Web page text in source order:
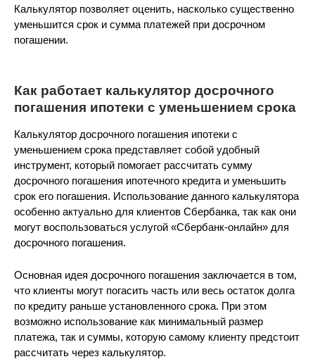
Калькулятор позволяет оценить, насколько существенно
уменьшится срок и сумма платежей при досрочном
погашении.
Как работает калькулятор досрочного
погашения ипотеки с уменьшением срока
Калькулятор досрочного погашения ипотеки с
уменьшением срока представляет собой удобный
инструмент, который помогает рассчитать сумму
досрочного погашения ипотечного кредита и уменьшить
срок его погашения. Использование данного калькулятора
особенно актуально для клиентов Сбербанка, так как они
могут воспользоваться услугой «Сбербанк-онлайн» для
досрочного погашения.
Основная идея досрочного погашения заключается в том,
что клиенты могут погасить часть или весь остаток долга
по кредиту раньше установленного срока. При этом
возможно использование как минимальный размер
платежа, так и суммы, которую самому клиенту предстоит
рассчитать через калькулятор.